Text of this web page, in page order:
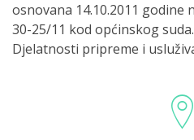
osnovana 14.10.2011 godine
30-25/11 kod općinskog
Djelatnosti pripreme i